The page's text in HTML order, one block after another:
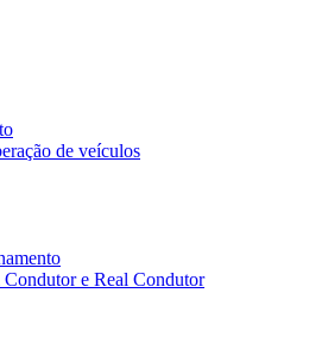
de veículos
e Real Condutor